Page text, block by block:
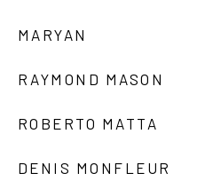
MARYAN
RAYMOND MASON
ROBERTO MATTA
DENIS MONFLEUR